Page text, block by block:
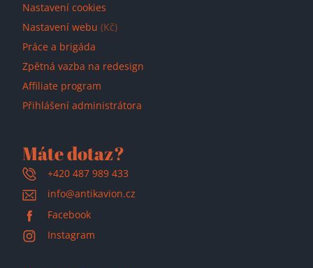
Nastavení cookies
Nastavení webu (Kč)
Práce a brigáda
Zpětná vazba na redesign
Affiliate program
Přihlášení administrátora
Máte dotaz?
+420 487 989 433
info@antikavion.cz
Facebook
Instagram